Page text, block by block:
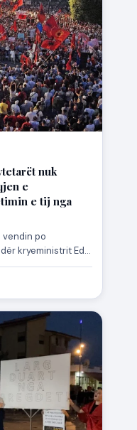
nuk
e
e tij nga
vendin po
kryeministrit Edi